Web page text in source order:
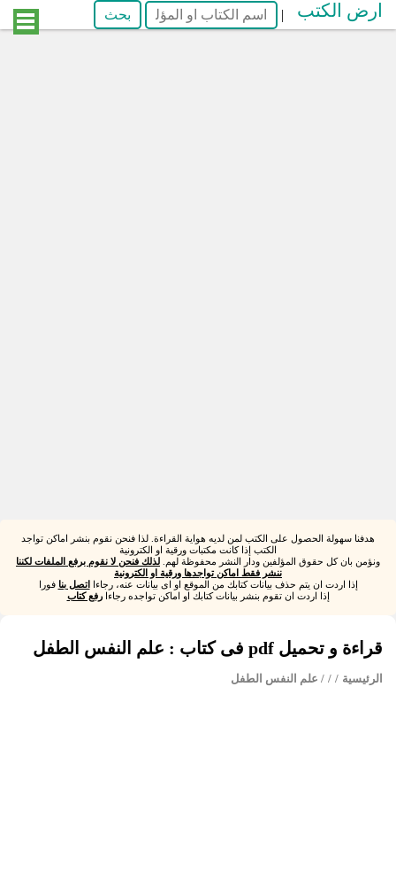
ارض الكتب |
هدفنا سهولة الحصول على الكتب لمن لديه هواية القراءة. لذا فنحن نقوم بنشر اماكن تواجد
الكتب إذا كانت مكتبات ورقية او الكترونية
ونؤمن بان كل حقوق المؤلفين ودار النشر محفوظة لهم. لذلك فنحن لا نقوم برفع الملفات لكننا
ننشر فقط اماكن تواجدها ورقية او الكترونية
إذا اردت ان يتم حذف بيانات كتابك من الموقع او اى بيانات عنه، رجاءااتصل بنا فورا
إذا اردت ان تقوم بنشر بيانات كتابك او اماكن تواجده رجاءارفع كتاب
قراءة و تحميل pdf فى كتاب : علم النفس الطفل
الرئيسية /
/ / علم النفس الطفل